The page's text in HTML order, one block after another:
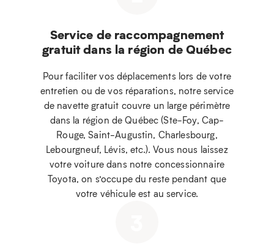
Service de raccompagnement
gratuit dans la région de Québec
Pour faciliter vos déplacements lors de votre
entretien ou de vos réparations, notre service
de navette gratuit couvre un large périmètre
dans la région de Québec (Ste-Foy, Cap-
Rouge, Saint-Augustin, Charlesbourg,
Lebourgneuf, Lévis, etc.). Vous nous laissez
votre voiture dans notre concessionnaire
Toyota, on s’occupe du reste pendant que
votre véhicule est au service.